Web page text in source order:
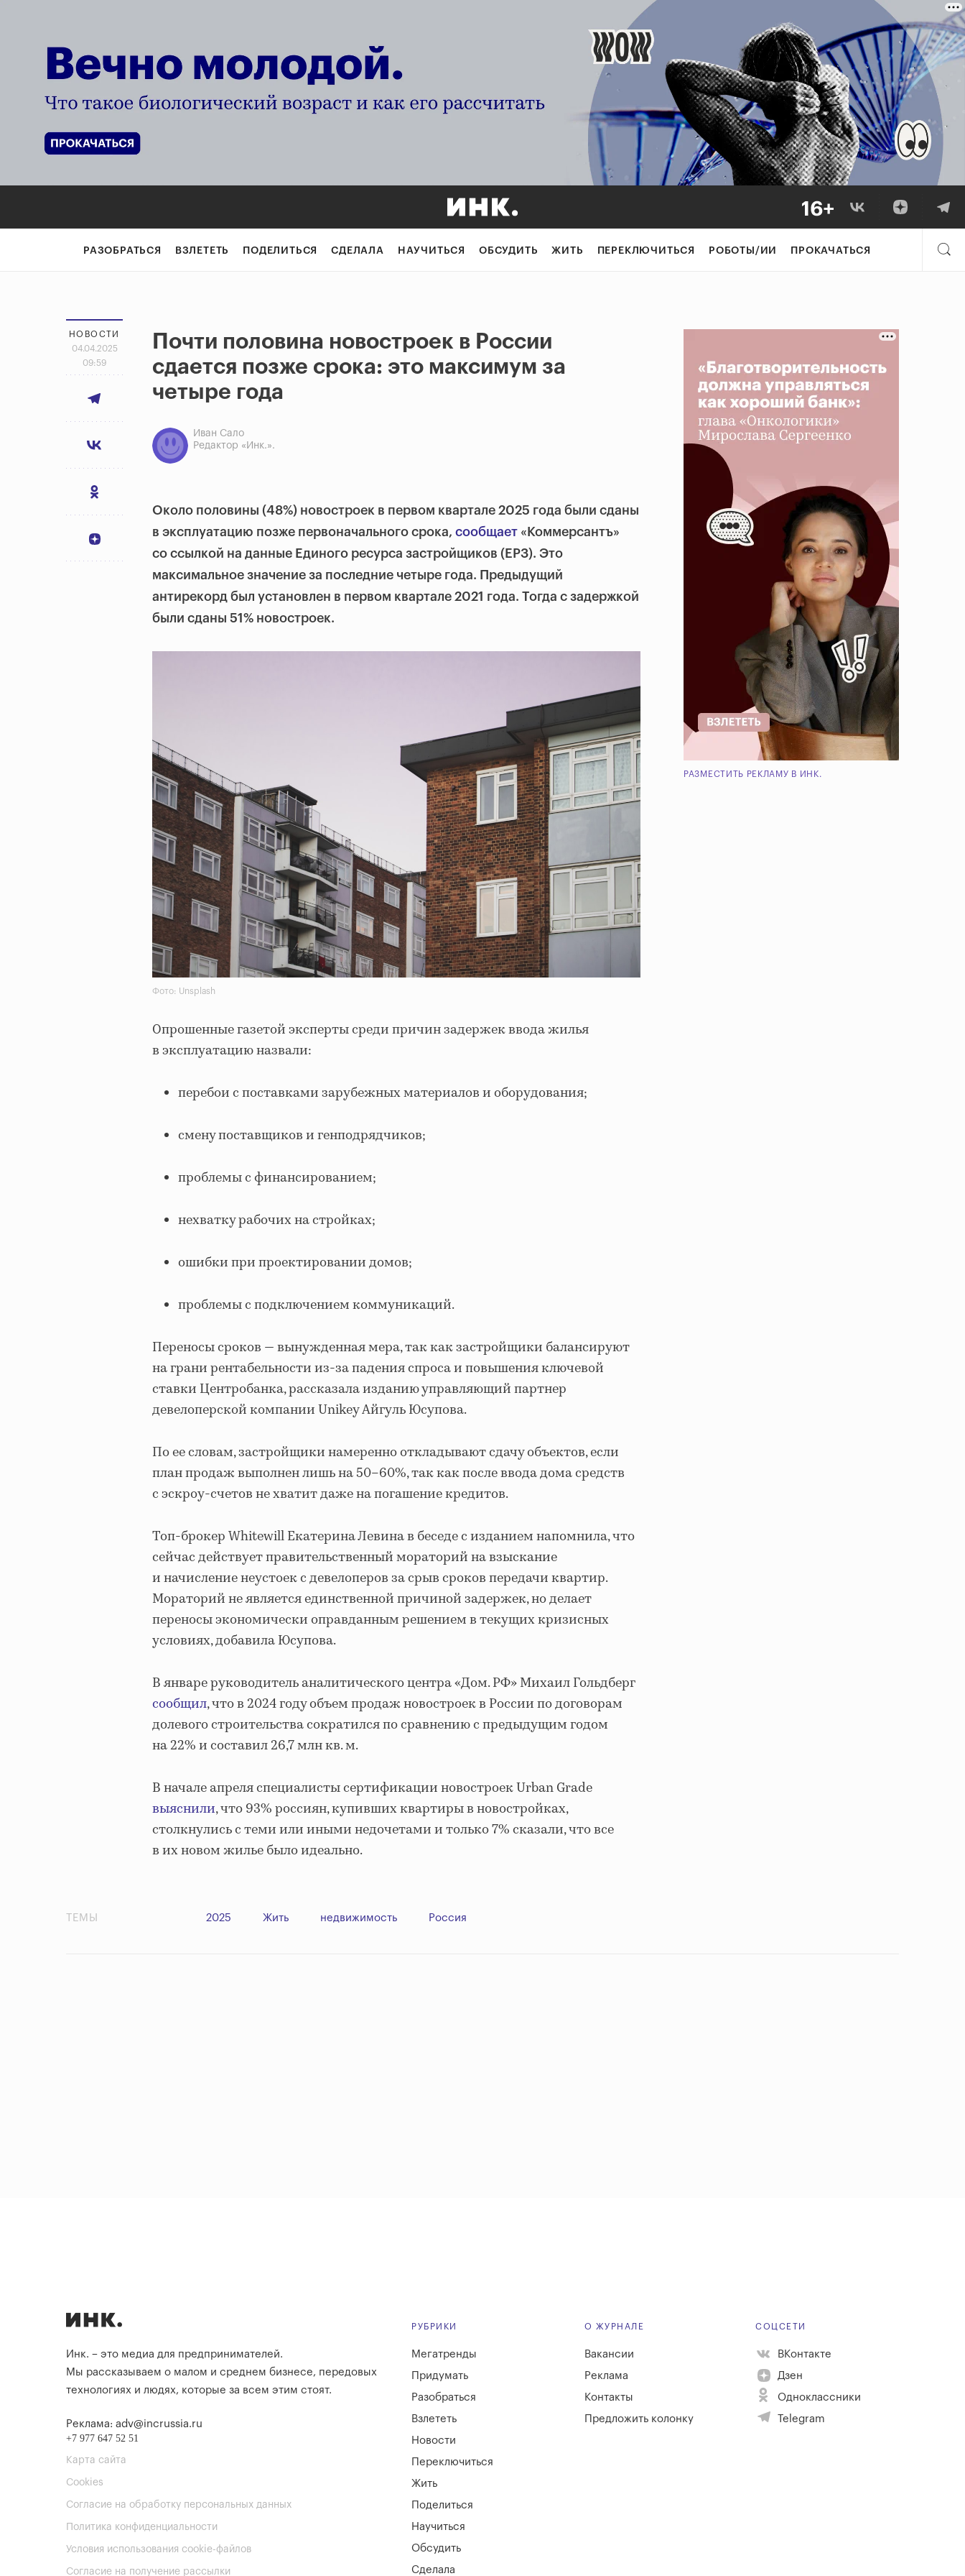
РАЗОБРАТЬСЯ ВЗЛЕТЕТЬ ПОДЕЛИТЬСЯ СДЕЛАЛА НАУЧИТЬСЯ ОБСУДИТЬ ЖИТЬ ПЕРЕКЛЮЧИТЬСЯ РОБОТЫ/ИИ ПРОКАЧАТЬСЯ
НОВОСТИ
04.04.2025
09:59
Почти половина новостроек в России
сдается позже срока: это максимум за
четыре года
Иван Сало
Редактор «Инк.».
Около половины (48%) новостроек в первом квартале 2025 года были сданы
в эксплуатацию позже первоначального срока, сообщает «Коммерсантъ»
со ссылкой на данные Единого ресурса застройщиков (ЕРЗ). Это
максимальное значение за последние четыре года. Предыдущий
антирекорд был установлен в первом квартале 2021 года. Тогда с задержкой
были сданы 51% новостроек.
Фото: Unsplash
Опрошенные газетой эксперты среди причин задержек ввода жилья
в эксплуатацию назвали:
перебои с поставками зарубежных материалов и оборудования;
смену поставщиков и генподрядчиков;
проблемы с финансированием;
нехватку рабочих на стройках;
ошибки при проектировании домов;
проблемы с подключением коммуникаций.
Переносы сроков — вынужденная мера, так как застройщики балансируют
на грани рентабельности из-за падения спроса и повышения ключевой
ставки Центробанка, рассказала изданию управляющий партнер
девелоперской компании Unikey Айгуль Юсупова.
По ее словам, застройщики намеренно откладывают сдачу объектов, если
план продаж выполнен лишь на 50–60%, так как после ввода дома средств
с эскроу-счетов не хватит даже на погашение кредитов.
Топ-брокер Whitewill Екатерина Левина в беседе с изданием напомнила, что
сейчас действует правительственный мораторий на взыскание
и начисление неустоек с девелоперов за срыв сроков передачи квартир.
Мораторий не является единственной причиной задержек, но делает
переносы экономически оправданным решением в текущих кризисных
условиях, добавила Юсупова.
В январе руководитель аналитического центра «Дом. РФ» Михаил Гольдберг
сообщил, что в 2024 году объем продаж новостроек в России по договорам
долевого строительства сократился по сравнению с предыдущим годом
на 22% и составил 26,7 млн кв. м.
В начале апреля специалисты сертификации новостроек Urban Grade
выяснили, что 93% россиян, купивших квартиры в новостройках,
столкнулись с теми или иными недочетами и только 7% сказали, что все
в их новом жилье было идеально.
РАЗМЕСТИТЬ РЕКЛАМУ В ИНК.
ТЕМЫ 2025 Жить недвижимость Россия
Инк. – это медиа для предпринимателей.
Мы рассказываем о малом и среднем бизнесе, передовых
технологиях и людях, которые за всем этим стоят.
Реклама: adv@incrussia.ru
+7 977 647 52 51
Карта сайта
Cookies
Согласие на обработку персональных данных
Политика конфиденциальности
Условия использования cookie-файлов
Согласие на получение рассылки
РУБРИКИ
Мегатренды
Придумать
Разобраться
Взлететь
Новости
Переключиться
Жить
Поделиться
Научиться
Обсудить
Сделала
О ЖУРНАЛЕ
Вакансии
Реклама
Контакты
Предложить колонку
СОЦСЕТИ
ВКонтакте
Дзен
Одноклассники
Telegram